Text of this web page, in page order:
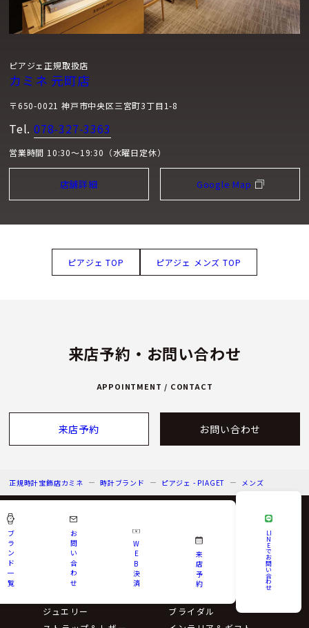
ピアジェ正規取扱店
カミネ 元町店
〒650-0021 神戸市中央区三宮町3丁目1-8
Tel. 078-327-3363
営業時間 10:30～19:30（水曜日定休）
店舗詳細 Google Map
ピアジェ TOP ピアジェ メンズ TOP
来店予約・お問い合わせ
APPOINTMENT / CONTACT
来店予約 お問い合わせ
正規時計宝飾店カミネ 時計ブランド ピアジェ - PIAGET メンズ
コレクション
ウォッチ
ジュエリー
ブライダル
ブ
ラ
ン
ド
一
覧
お
問
い
合
わ
せ
W
E
B
決
済
来
店
予
約
LI
N
E
で
お
問
い
合
わ
せ